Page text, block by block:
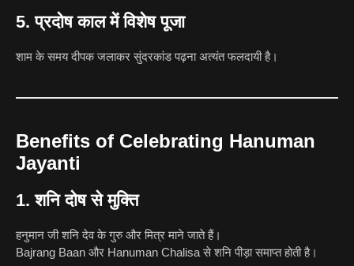
5. प्रदोष काल में विशेष पूजा
शाम के समय दीपक जलाकर सुंदरकांड पढ़ना अत्यंत फलदायी है।
Benefits of Celebrating Hanuman
Jayanti
1. शनि दोष से मुक्ति
हनुमान जी शनि देव के गुरु और मित्र माने जाते हैं।
Bajrang Baan और Hanuman Chalisa से शनि पीड़ा समाप्त होती है।